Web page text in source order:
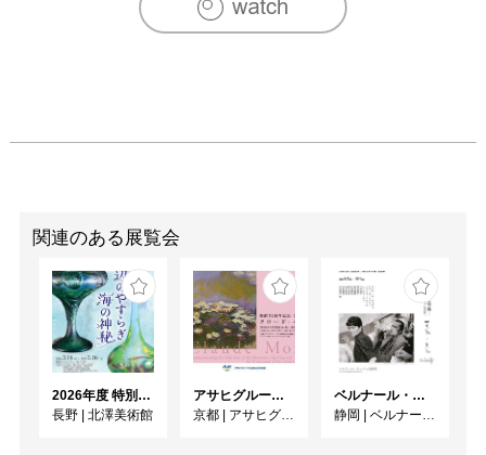
関連のある展覧会
2026年度 特別展「ガレとドーム、アール･ヌーヴォーのガラス 水辺のやすらぎ、海の神秘」
長野 | 北澤美術館
アサヒグループ大山崎山荘美術館 開館30周年記念展「没後100年 クロード・モネ」
京都 | アサヒグループ大山崎山荘美術館
ベルナール・ビュフェと写真 ーカメラがとらえたビュフェとその時代、そして21 世紀へ
静岡 | ベルナール・ビュフェ美術館